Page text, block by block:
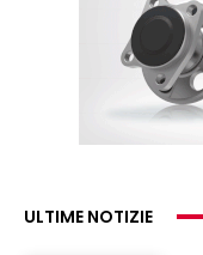
ULTIME NOTIZIE